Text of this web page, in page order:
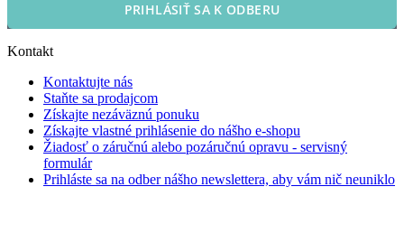
PRIHLÁSIŤ SA K ODBERU
Kontakt
Kontaktujte nás
Staňte sa prodajcom
Získajte nezáväznú ponuku
Získajte vlastné prihlásenie do nášho e-shopu
Žiadosť o záručnú alebo pozáručnú opravu - servisný
formulár
Prihláste sa na odber nášho newslettera, aby vám nič neuniklo